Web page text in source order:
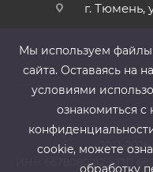
г. Тюмень,
2013-
ИНН 6678080212, КПП
Мы используем
сайта. Оставаясь на
условиями
ознакомиться
cookie, можете
обработку